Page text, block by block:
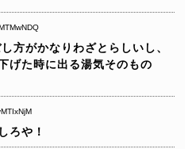
方がかなりわざとらしいし、
げた時に出る湯気そのもの
ろや！